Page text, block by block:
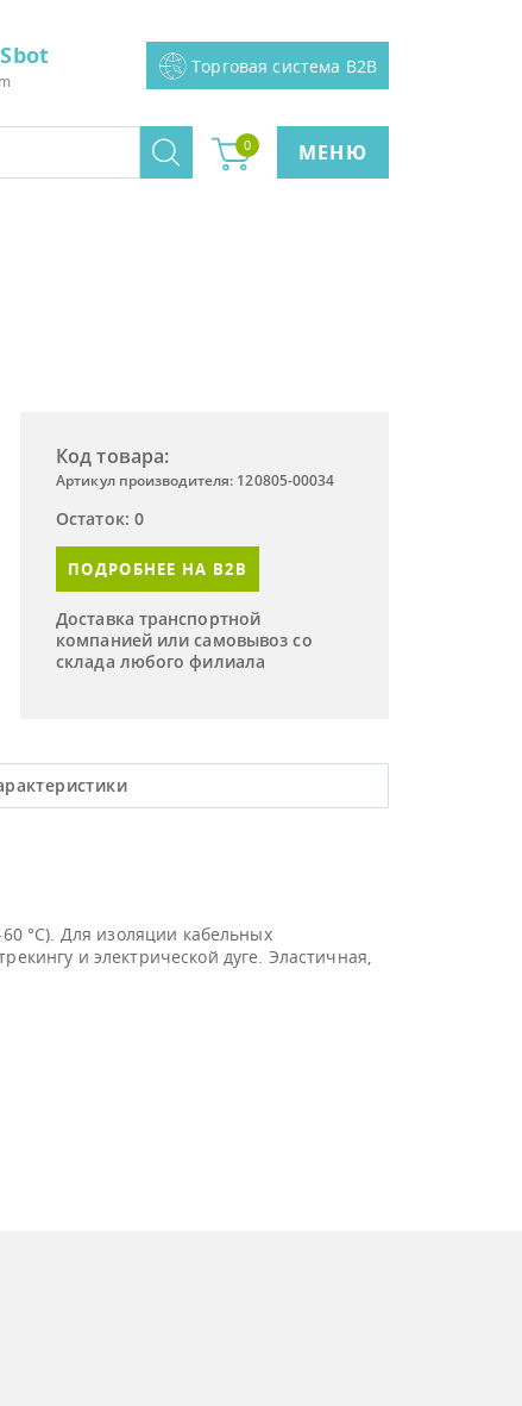
Торговая система B2B
0 МЕНЮ
Код товара:
Артикул производителя: 120805-00034
Остаток: 0
ПОДРОБНЕЕ НА B2B
Доставка транспортной
компанией или самовывоз со
склада любого филиала
°С). Для изоляции кабельных
и электрической дуге. Эластичная,